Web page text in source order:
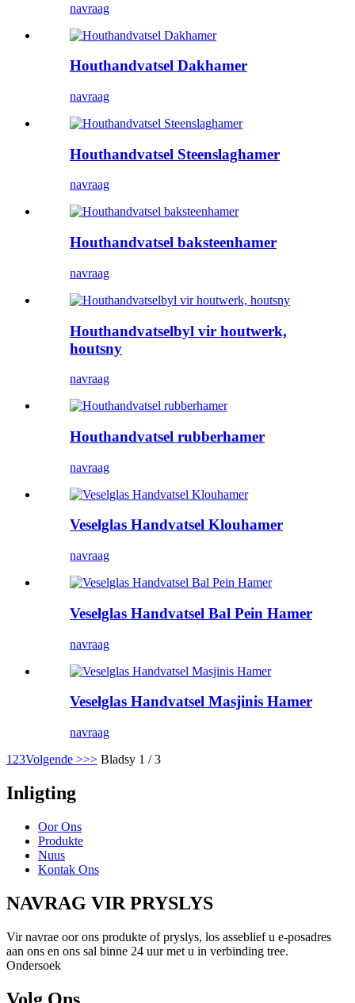
navraag
Houthandvatsel Dakhamer
navraag
Houthandvatsel Steenslaghamer
navraag
Houthandvatsel baksteenhamer
navraag
Houthandvatselbyl vir houtwerk,
houtsny
navraag
Houthandvatsel rubberhamer
navraag
Veselglas Handvatsel Klouhamer
navraag
Veselglas Handvatsel Bal Pein Hamer
navraag
Veselglas Handvatsel Masjinis Hamer
navraag
1 23Volgende >>> Bladsy 1 / 3
Inligting
Oor Ons
Produkte
Nuus
Kontak Ons
NAVRAG VIR PRYSLYS
Vir navrae oor ons produkte of pryslys, los asseblief u e-posadres
aan ons en ons sal binne 24 uur met u in verbinding tree.
Ondersoek
Volg Ons